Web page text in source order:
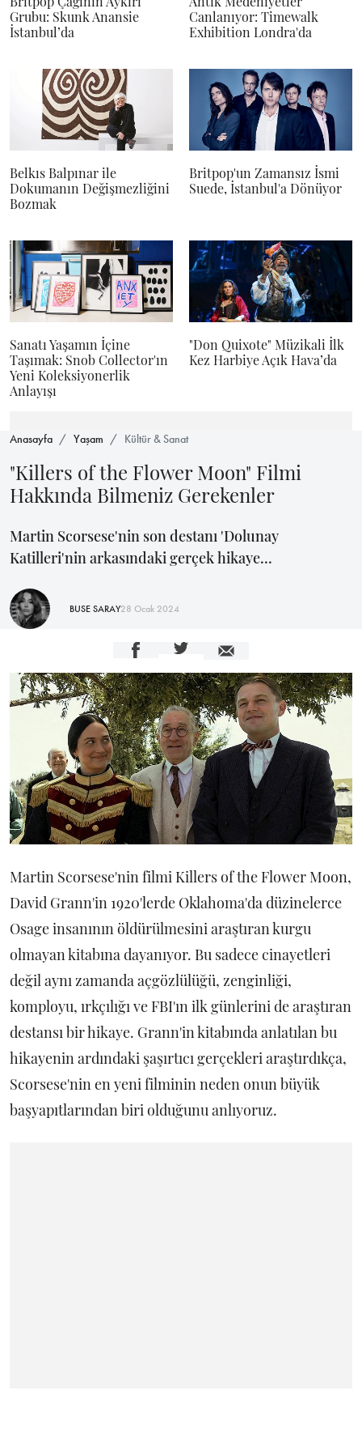
Grubu: Skunk Anansie
İstanbul’da
Canlanıyor: Timewalk
Exhibition Londra'da
Belkıs Balpınar ile
Dokumanın Değişmezliğini
Bozmak
Britpop'un Zamansız İsmi
Suede, İstanbul'a Dönüyor
Sanatı Yaşamın İçine
Taşımak: Snob Collector'ın
Yeni Koleksiyonerlik
Anlayışı
"Don Quixote" Müzikali İlk
Kez Harbiye Açık Hava’da
Anasayfa Yaşam Kültür & Sanat
"Killers of the Flower Moon" Filmi
Hakkında Bilmeniz Gerekenler
Martin Scorsese'nin son destanı 'Dolunay
Katilleri'nin arkasındaki gerçek hikaye...
BUSE SARAY28 Ocak 2024
Martin Scorsese'nin filmi Killers of the Flower Moon,
David Grann'in 1920'lerde Oklahoma'da düzinelerce
Osage insanının öldürülmesini araştıran kurgu
olmayan kitabına dayanıyor. Bu sadece cinayetleri
değil aynı zamanda açgözlülüğü, zenginliği,
komployu, ırkçılığı ve FBI'ın ilk günlerini de araştıran
destansı bir hikaye. Grann'in kitabında anlatılan bu
hikayenin ardındaki şaşırtıcı gerçekleri araştırdıkça,
Scorsese'nin en yeni filminin neden onun büyük
başyapıtlarından biri olduğunu anlıyoruz.